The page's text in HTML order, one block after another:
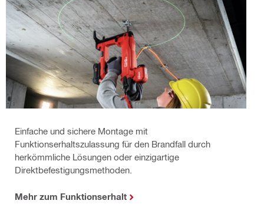
Einfache und sichere Montage mit
Funktionserhaltszulassung für den Brandfall durch
herkömmliche Lösungen oder einzigartige
Direktbefestigungsmethoden​.
Mehr zum Funktionserhalt